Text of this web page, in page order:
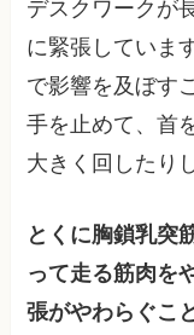
デスクワークが
に緊張していま
で影響を及ぼす
手を止めて、首
大きく回したり
とくに胸鎖乳突
って走る筋肉を
張がやわらぐこ